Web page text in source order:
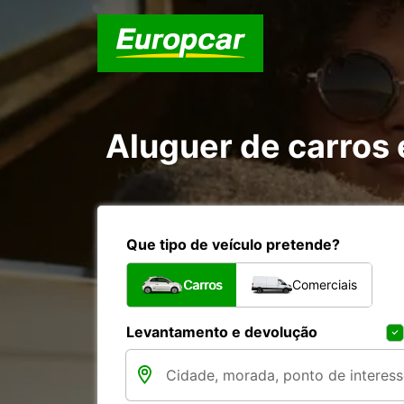
Aluguer de carros
Que tipo de veículo pretende?
Carros Comerciais
Levantamento e devolução